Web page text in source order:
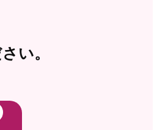
い。